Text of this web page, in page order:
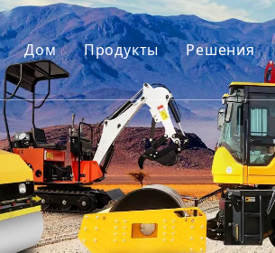
Дом Продукты
Двигатель
Аксессуары для
Малая строительная
Б/у двигатель
Решения